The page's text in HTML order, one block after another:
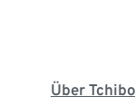
Über Tchibo